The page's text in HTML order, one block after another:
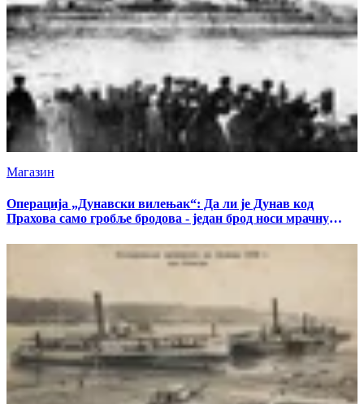
Магазин
Операција „Дунавски вилењак“: Да ли је Дунав код
Прахова само гробље бродова - један брод носи мрачну